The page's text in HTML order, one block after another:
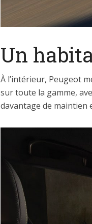
Un
À l’intérieur, Peugeot
sur toute la gamme,
davantage de